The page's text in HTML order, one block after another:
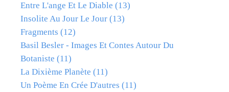
Entre L'ange Et Le Diable (13)
Insolite Au Jour Le Jour (13)
Fragments (12)
Basil Besler - Images Et Contes Autour Du
Botaniste (11)
La Dixième Planète (11)
Un Poème En Crée D'autres (11)